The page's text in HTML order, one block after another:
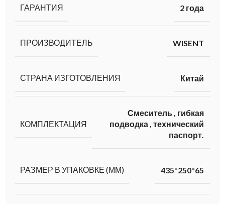
ГАРАНТИЯ 2 года
ПРОИЗВОДИТЕЛЬ WISENT
СТРАНА ИЗГОТОВЛЕНИЯ Китай
КОМПЛЕКТАЦИЯ
Смеситель, гибкая
подводка, технический
паспорт.
РАЗМЕР В УПАКОВКЕ (ММ) 435*250*65